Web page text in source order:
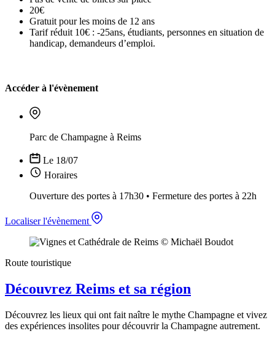
20€
Gratuit pour les moins de 12 ans
Tarif réduit 10€ : -25ans, étudiants, personnes en situation de
handicap, demandeurs d’emploi.
Accéder à l'évènement
Parc de Champagne à Reims
Le 18/07
Horaires
Ouverture des portes à 17h30 • Fermeture des portes à 22h
Localiser l'évènement
Route touristique
Découvrez Reims et sa région
Découvrez les lieux qui ont fait naître le mythe Champagne et vivez
des expériences insolites pour découvrir la Champagne autrement.